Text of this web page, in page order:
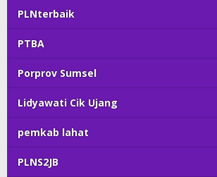
PLNterbaik
PTBA
Porprov Sumsel
Lidyawati Cik Ujang
pemkab lahat
PLNS2JB